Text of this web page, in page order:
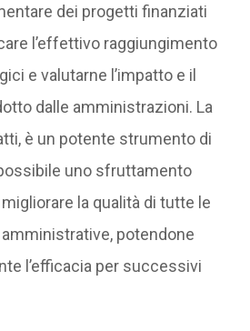
dei progetti finanziati
l’effettivo raggiungimento
e valutarne l’impatto e il
dalle amministrazioni. La
è un potente strumento di
uno sfruttamento
la qualità di tutte le
potendone
l’efficacia per successivi